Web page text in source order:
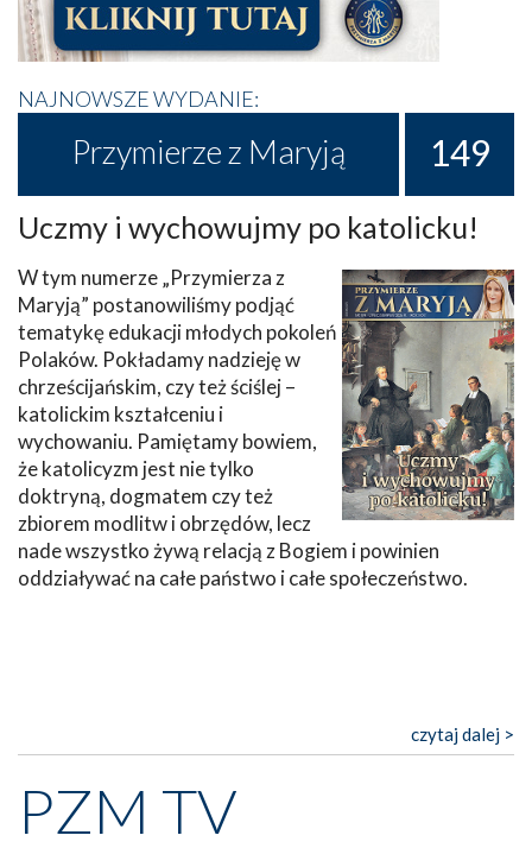
NAJNOWSZE WYDANIE:
Przymierze z Maryją 149
Uczmy i wychowujmy po katolicku!
W tym numerze „Przymierza z
Maryją” postanowiliśmy podjąć
tematykę edukacji młodych pokoleń
Polaków. Pokładamy nadzieję w
chrześcijańskim, czy też ściślej –
katolickim kształceniu i
wychowaniu. Pamiętamy bowiem,
że katolicyzm jest nie tylko
doktryną, dogmatem czy też
zbiorem modlitw i obrzędów, lecz
nade wszystko żywą relacją z Bogiem i powinien
oddziaływać na całe państwo i całe społeczeństwo.
czytaj dalej >
PZM TV